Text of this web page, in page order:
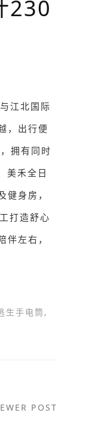
230
江北国际
，出行便
拥有同时
美禾全日
身房，
打造舒心
左右，
生手电筒 ,
POST